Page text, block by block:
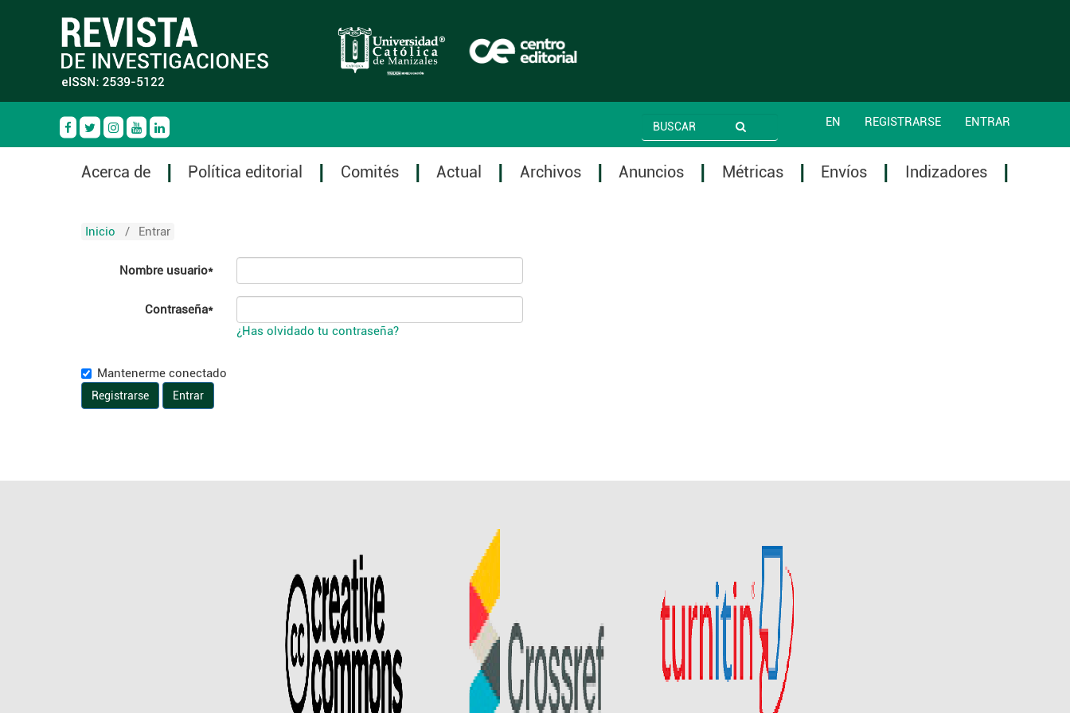
EN REGISTRARSE ENTRAR
Acerca de Política editorial Comités Actual Archivos Anuncios Métricas Envíos Indizadores
Inicio / Entrar
Nombre usuario*
Contraseña*
¿Has olvidado tu contraseña?
Mantenerme conectado
Registrarse Entrar